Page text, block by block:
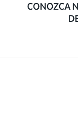
CONOZCA